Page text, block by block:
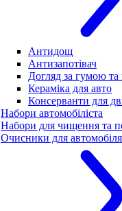
Антидощ
Антизапотівач
Догляд за гумою та
Кераміка для авто
Консерванти для
Набори автомобіліста
Набори для чищення та
Очисники для автомобіля